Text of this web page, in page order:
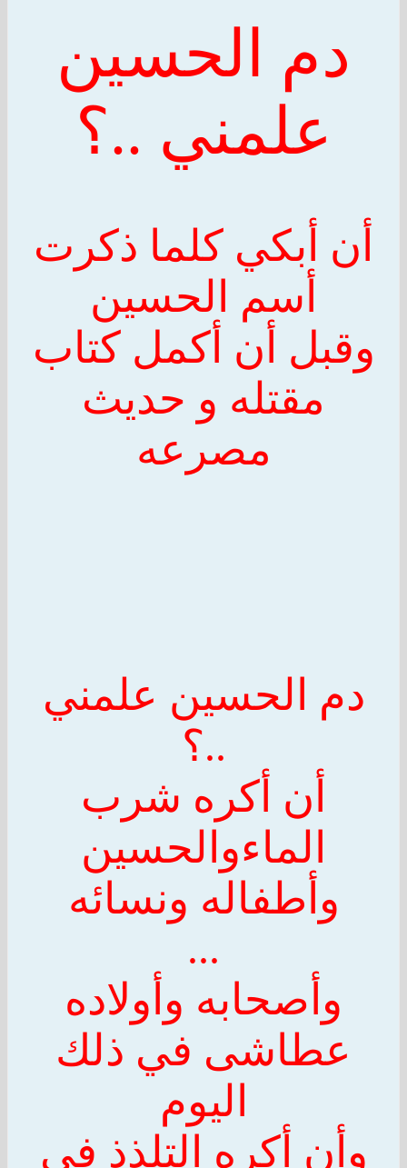
دم الحسين
علمني ..؟
أن أبكي كلما ذكرت
أسم
الحسين
وقبل أن أكمل كتاب
مقتله و حديث
مصرعه
دم الحسين علمني
..؟
أن أكره شرب
الماءوالحسين
وأطفاله ونسائه
...
وأصحابه وأولاده
عطاشى في ذلك
اليوم
وأن أكره التلذذ في